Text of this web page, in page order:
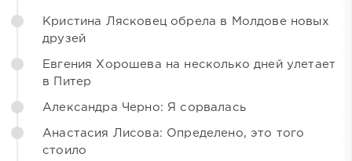
Кристина Лясковец обрела в Молдове новых
друзей
Евгения Хорошева на несколько дней улетает
в Питер
Александра Черно: Я сорвалась
Анастасия Лисова: Определено, это того
стоило